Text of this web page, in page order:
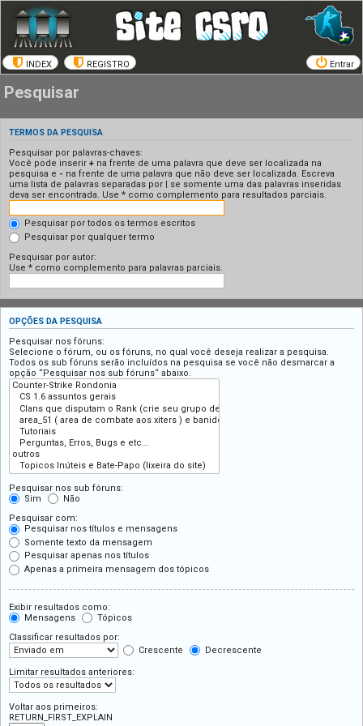
INDEX REGISTRO Entrar
Pesquisar
TERMOS DA PESQUISA
Pesquisar por palavras-chaves:
Você pode inserir + na frente de uma palavra que deve ser localizada na
pesquisa e - na frente de uma palavra que não deve ser localizada. Escreva
uma lista de palavras separadas por
se somente uma das palavras inseridas
deva ser encontrada. Use * como complemento para resultados parciais.
Pesquisar por todos os termos escritos
Pesquisar por qualquer termo
Pesquisar por autor:
Use * como complemento para palavras parciais.
OPÇÕES DA PESQUISA
Pesquisar nos fóruns:
Selecione o fórum, ou os fóruns, no qual você deseja realizar a pesquisa.
Todos os sub fóruns serão incluídos na pesquisa se você não desmarcar a
opção “Pesquisar nos sub fóruns“ abaixo.
Pesquisar nos sub fóruns:
Sim
Não
Pesquisar com:
Pesquisar nos títulos e mensagens
Somente texto da mensagem
Pesquisar apenas nos títulos
Apenas a primeira mensagem dos tópicos
Exibir resultados como:
Mensagens
Tópicos
Classificar resultados por:
Crescente
Decrescente
Limitar resultados anteriores:
Voltar aos primeiros:
RETURN_FIRST_EXPLAIN